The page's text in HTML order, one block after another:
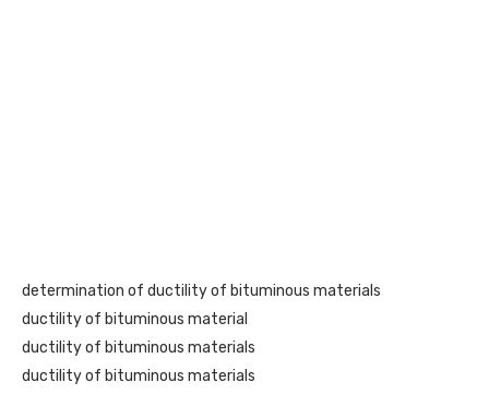
determination of ductility of bituminous materials
ductility of bituminous material
ductility of bituminous materials
ductility of bituminous materials